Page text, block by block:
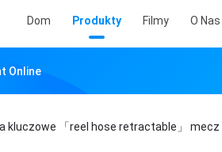
Dom Produkty Filmy O Nas
Online
kluczowe 「reel hose retractable」 mecz